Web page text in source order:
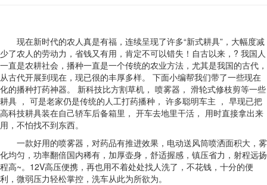
现在新时代的农人真是有福，连续呈现了许多“新式耕具”，大幅度减
少了农人的劳动力，省钱又有用，肯定不可以错失！自古以来，? 我国人
一直是农耕社会，播种一直是一个传统的农业方法，尤其是我国的古代，
从古代开展到现在，现已很的丰厚多样。 下面小编帮我们带了一些现在
化的播种打药神器。 新科技比方割草机， 喷雾器， 滑轮式修枝剪等一些
耕具 ， 可是老家仍是传统的人工打药播种， 许多聪明车主 ， 早现已把
高科技耕具装在自己轿车后备箱里， 开车去地里干活， 用时直接拿出来
用，不怕找不到东西。
一款好用的喷雾器，对药品有推进效果，电动送风筒喷洒面积大，雾
化均匀，功率翻倍国内稀有，加厚壶身，舒适握感，镇压省力，射程远扬
程高~。12V高压便携，再也用不着处处找人洗了，不花钱，十分的便
利，微弱压力轻松掌控，洗车从此为所欲为。